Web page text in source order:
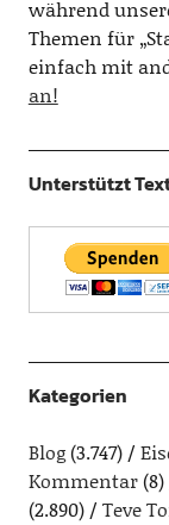
während
Themen für
einfach mit
an!
Unterstützt
Kategorien
Blog(3.747)
Kommentar(8)
(2.890)
Teve